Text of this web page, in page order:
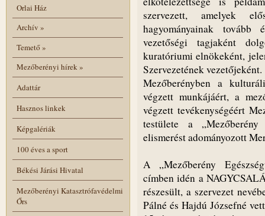
Orlai Ház
Archív »
Temető»
Mezőberényi hírek»
Adattár
Hasznos linkek
Képgalériák
100 éves a sport
Békési Járási Hivatal
Mezőberényi Katasztrófavédelmi
Őrs
szervezett, amelyek
hagyományainak tovább
vezetőségi tagjaként
kuratóriumi elnökeként,
Szervezetének vezetőjeként.
Mezőberényben a
végzett munkájáért, a
végzett tevékenységéért
testülete a
elismerést adományozott
A „Mezőberény
címben idén a
részesült, a szervezet
Pálné és Hajdú Józsefné